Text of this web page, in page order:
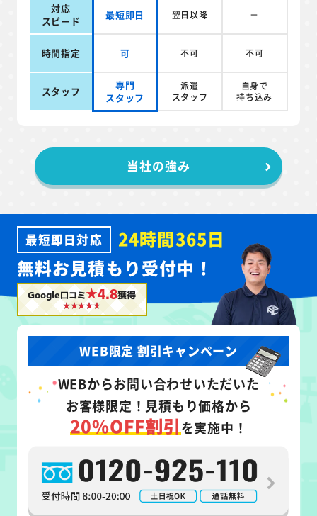
対応
スピード
最短即日 翌日以降 －
時間指定 可 不可 不可
スタッフ
専門
スタッフ
派遣
スタッフ
自身で
持ち込み
当社の強み
最短即日対応
24時間365日
無料お見積もり受付中！
Google口コミ★4.8獲得
WEB限定 割引キャンペーン
WEBからお問い合わせいただいた
お客様限定！ 見積もり価格から
20%OFF割引を実施中！